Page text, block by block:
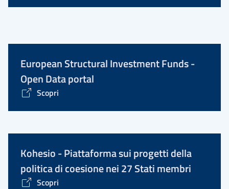
European Structural Investment Funds -
Open Data portal
Scopri
Kohesio - Piattaforma sui progetti della
politica di coesione nei 27 Stati membri
Scopri